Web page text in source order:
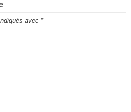
avec *